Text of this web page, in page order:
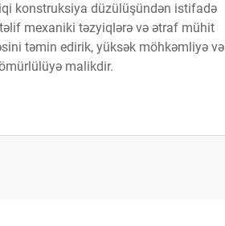
konstruksiya düzülüşündən istifadə
mexaniki təzyiqlərə və ətraf mühit
təmin edirik, yüksək möhkəmliyə və
malikdir.